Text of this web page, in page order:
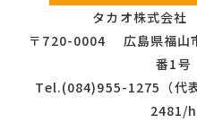
タカオ株式会
〒720-0004 広島県福山
番1号
Tel.(084)955-1275（代
2481/h